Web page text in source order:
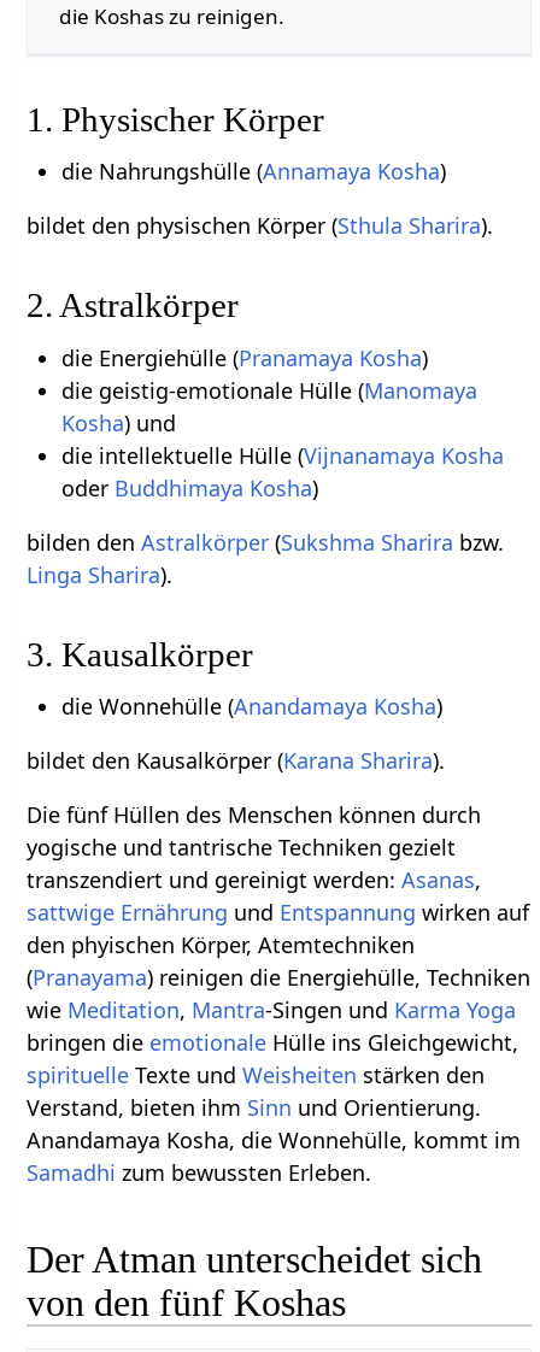
die Koshas zu reinigen.
1. Physischer Körper
die Nahrungshülle (Annamaya Kosha)
bildet den physischen Körper (Sthula Sharira).
2. Astralkörper
die Energiehülle (Pranamaya Kosha)
die geistig-emotionale Hülle (Manomaya
Kosha) und
die intellektuelle Hülle (Vijnanamaya Kosha
oder Buddhimaya Kosha)
bilden denAstralkörper (Sukshma Sharira bzw.
Linga Sharira).
3. Kausalkörper
die Wonnehülle (Anandamaya Kosha)
bildet den Kausalkörper (Karana Sharira).
Die fünf Hüllen des Menschen können durch
yogische und tantrische Techniken gezielt
transzendiert und gereinigt werden:Asanas,
sattwige Ernährung und Entspannung wirken auf
den phyischen Körper, Atemtechniken
(Pranayama) reinigen die Energiehülle, Techniken
wie Meditation, Mantra-Singen und Karma Yoga
bringen die emotionale Hülle ins Gleichgewicht,
spirituelle Texte undWeisheiten stärken den
Verstand, bieten ihm Sinn und Orientierung.
Anandamaya Kosha, die Wonnehülle, kommt im
Samadhi zum bewussten Erleben.
Der Atman unterscheidet sich
von den fünf Koshas